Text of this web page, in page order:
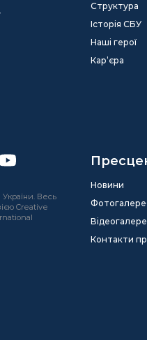
Структура
Історія СБУ
Наші герої
Кар’єра
Новини
Контакти
Весь
Creative